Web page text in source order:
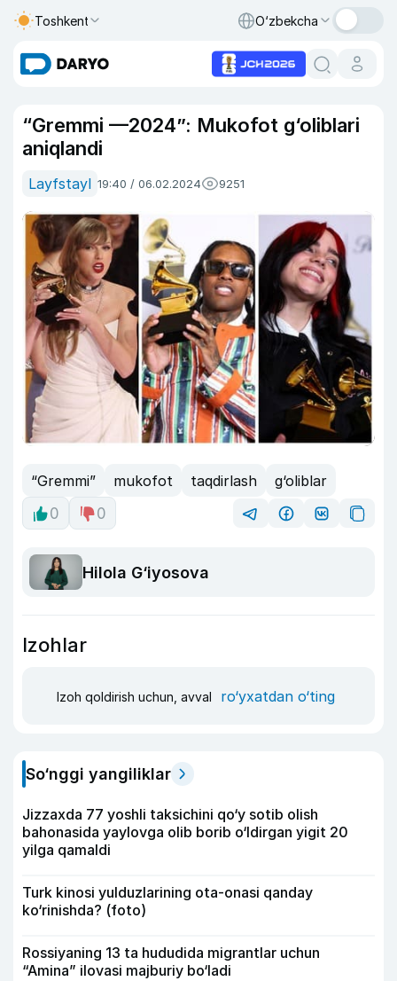
Toshkent O‘zbekcha
“Gremmi —2024”: Mukofot g‘oliblari
aniqlandi
Layfstayl 19:40 / 06.02.2024 9251
“Gremmi” mukofot taqdirlash
g‘oliblar
0
0
Hilola G‘iyosova
Izohlar
Izoh qoldirish uchun, avval ro‘yxatdan o‘ting
So‘nggi yangiliklar
Jizzaxda 77 yoshli taksichini qo‘y sotib olish
bahonasida yaylovga olib borib o‘ldirgan yigit 20
yilga qamaldi
Turk kinosi yulduzlarining ota-onasi qanday
ko‘rinishda? (foto)
Rossiyaning 13 ta hududida migrantlar uchun
“Amina” ilovasi majburiy bo‘ladi